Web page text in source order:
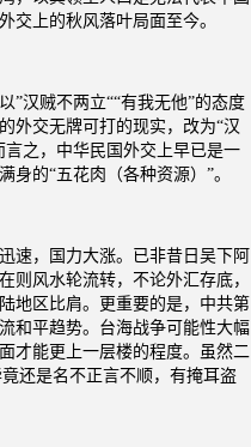
交上的秋风落叶局面至今。
”汉贼不两立““有我无他”的态度
外交无牌可打的现实，改为“汉
之，中华民国外交上早已是一
的“五花肉（各种资源）”。
速，国力大涨。已非昔日吴下阿
则风水轮流转，不论外汇存底，
地区比肩。更重要的是，中共第
和平趋势。台海战争可能性大幅
才能更上一层楼的程度。虽然二
还是名不正言不顺，有掩耳盗